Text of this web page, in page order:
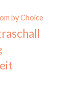
by Choice